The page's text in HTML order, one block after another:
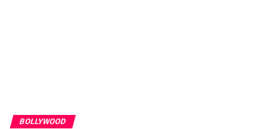
BOLLYWOOD